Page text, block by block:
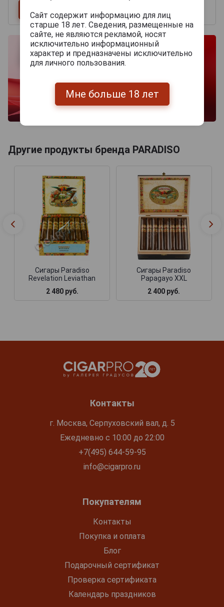
Другие продукты бренда PARADISO
Сигары Paradiso
Revelation Leviathan
2 480 руб.
Сигары Paradiso
Papagayo XXL
2 400 руб.
Контакты
г. Москва, Серпуховский вал, д. 5
Ежедневно с 10:00 до 22:00
+7(495) 644-59-95
info@cigarpro.ru
Покупателям
Контакты
Покупка и оплата
Блог
Подарочный сертификат
Проверка сертификата
Календарь праздников
Сайт содержит информацию для лиц
старше 18 лет. Сведения, размещенные на
сайте, не являются рекламой, носят
исключительно информационный
характер и предназначены исключительно
для личного пользования.
Мне больше 18 лет